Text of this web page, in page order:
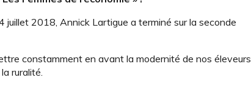
juillet 2018, Annick Lartigue a terminé sur la seconde
constamment en avant la modernité de nos éleveurs
ruralité.